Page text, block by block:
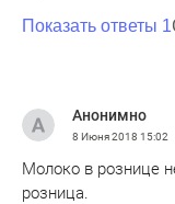
Показать ответы 1
Анонимно
8 Июня 2018 15:02
Молоко в рознице
розница.